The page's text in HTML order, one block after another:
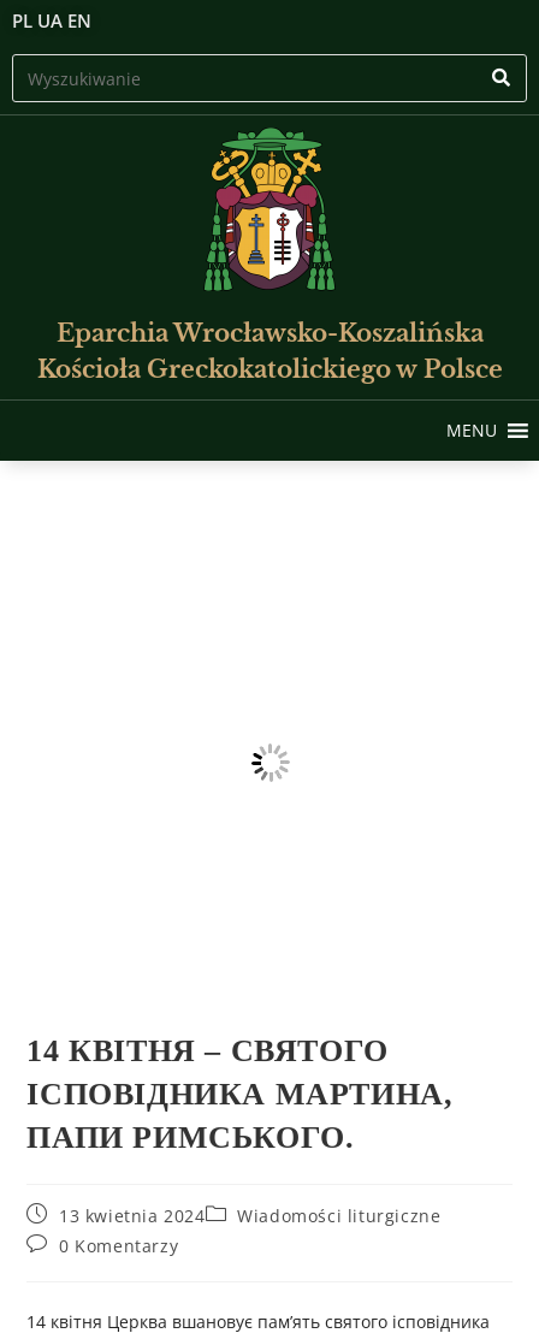
PL UA EN
Eparchia Wrocławsko-Koszalińska
Kościoła Greckokatolickiego w Polsce
MENU
14 КВІТНЯ – СВЯТОГО
ІСПОВІДНИКА МАРТИНА,
ПАПИ РИМСЬКОГО.
13 kwietnia 2024
Wiadomości liturgiczne
0 Komentarzy
14 квітня Церква вшановує пам’ять святого ісповідника